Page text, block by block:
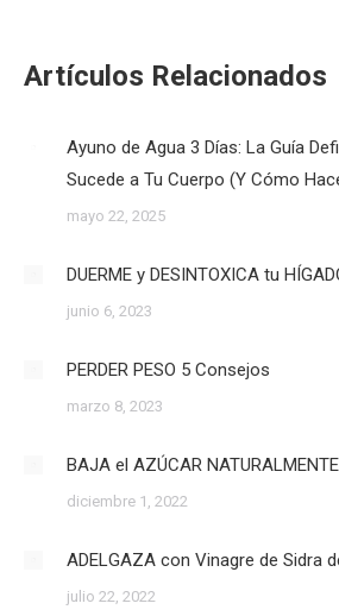
Artículos Relacionados
Ayuno de Agua 3 Días: La Guía
Sucede a Tu Cuerpo (Y Cómo
mayo 22, 2025
DUERME y DESINTOXICA tu
junio 6, 2023
PERDER PESO 5 Consejos
marzo 8, 2023
BAJA el AZÚCAR NATURALMENTE
diciembre 1, 2022
ADELGAZA con Vinagre de Sidra
julio 22, 2022